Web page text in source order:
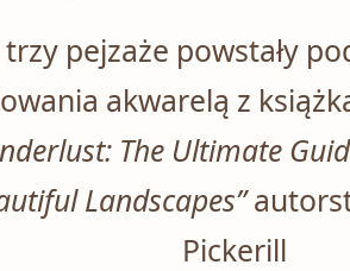
trzy pejzaże powstały
akwarelą z
The Ultimate
Landscapes”
Pickerill